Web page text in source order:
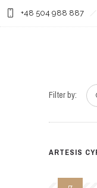
+48 504 988 887
Filter by:
ARTESIS